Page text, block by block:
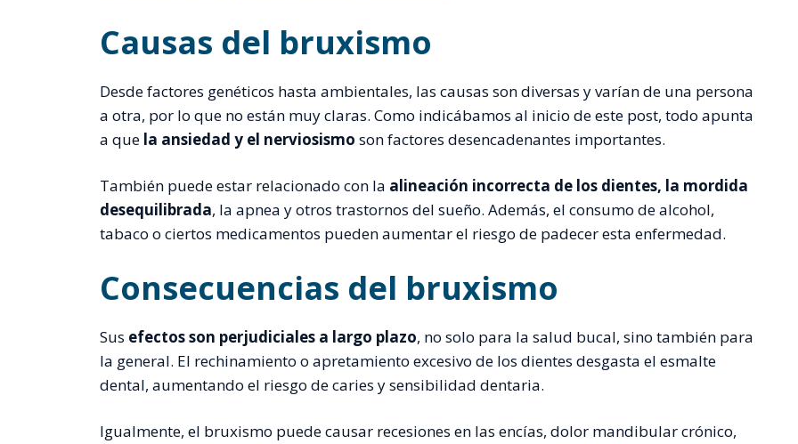
Causas del bruxismo
Desde factores genéticos hasta ambientales, las causas son diversas y varían de una persona
a otra, por lo que no están muy claras. Como indicábamos al inicio de este post, todo apunta
a que la ansiedad y el nerviosismo son factores desencadenantes importantes.
También puede estar relacionado con la alineación incorrecta de los dientes, la mordida
desequilibrada, la apnea y otros trastornos del sueño. Además, el consumo de alcohol,
tabaco o ciertos medicamentos pueden aumentar el riesgo de padecer esta enfermedad.
Consecuencias del bruxismo
Sus efectosson perjudiciales a largo plazo, no solo para la salud bucal, sino también para
la general. El rechinamiento o apretamiento excesivo de los dientes desgasta el esmalte
dental, aumentando el riesgo de caries y sensibilidad dentaria.
Igualmente, el bruxismo puede causar recesiones en las encías, dolor mandibular crónico,